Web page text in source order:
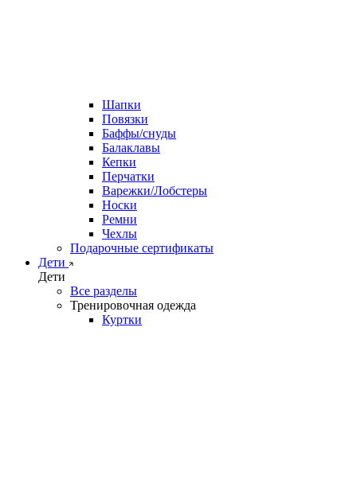
Шапки
Повязки
Баффы/снуды
Балаклавы
Кепки
Перчатки
Варежки/Лобстеры
Носки
Ремни
Чехлы
Подарочные сертификаты
Дети
Дети
Все разделы
Тренировочная одежда
Куртки